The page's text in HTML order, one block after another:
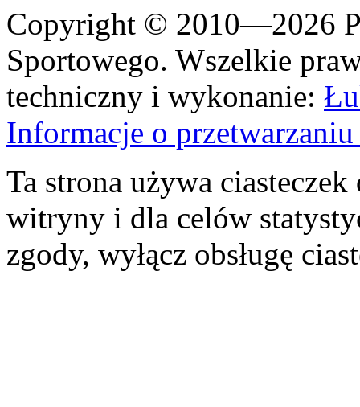
Copyright © 2010—2026
Sportowego. Wszelkie
techniczny i wykonanie:
Informacje o
Ta strona używa
witryny i dla celów
zgody, wyłącz obsługę